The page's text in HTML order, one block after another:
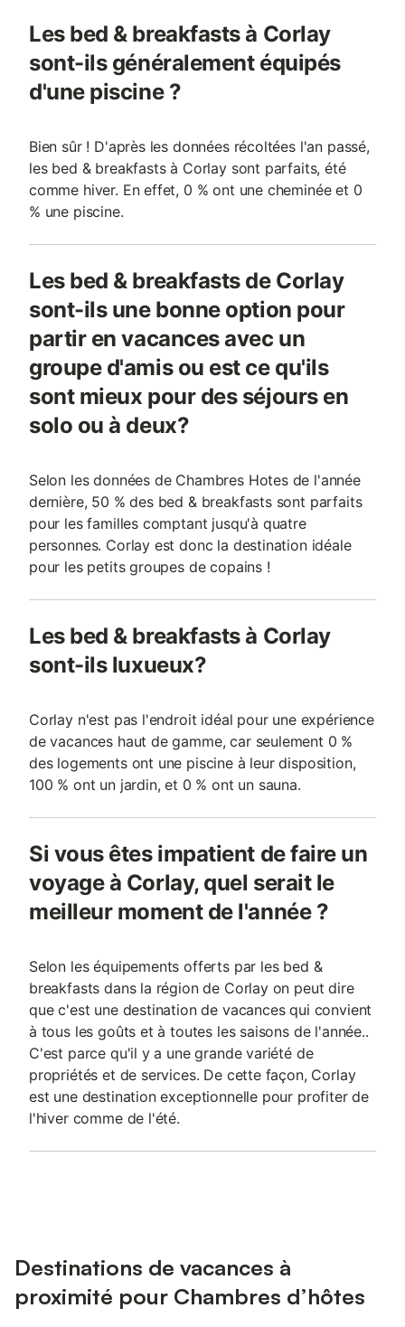
Les bed & breakfasts à Corlay
sont-ils généralement équipés
d'une piscine ?
Bien sûr ! D'après les données récoltées l'an passé,
les bed & breakfasts à Corlay sont parfaits, été
comme hiver. En effet, 0 % ont une cheminée et 0
% une piscine.
Les bed & breakfasts de Corlay
sont-ils une bonne option pour
partir en vacances avec un
groupe d'amis ou est ce qu'ils
sont mieux pour des séjours en
solo ou à deux?
Selon les données de Chambres Hotes de l'année
dernière, 50 % des bed & breakfasts sont parfaits
pour les familles comptant jusqu'à quatre
personnes. Corlay est donc la destination idéale
pour les petits groupes de copains !
Les bed & breakfasts à Corlay
sont-ils luxueux?
Corlay n'est pas l'endroit idéal pour une expérience
de vacances haut de gamme, car seulement 0 %
des logements ont une piscine à leur disposition,
100 % ont un jardin, et 0 % ont un sauna.
Si vous êtes impatient de faire un
voyage à Corlay, quel serait le
meilleur moment de l'année ?
Selon les équipements offerts par les bed &
breakfasts dans la région de Corlay on peut dire
que c'est une destination de vacances qui convient
à tous les goûts et à toutes les saisons de l'année..
C'est parce qu'il y a une grande variété de
propriétés et de services. De cette façon, Corlay
est une destination exceptionnelle pour profiter de
l'hiver comme de l'été.
Destinations de vacances à
proximité pour Chambres d’hôtes